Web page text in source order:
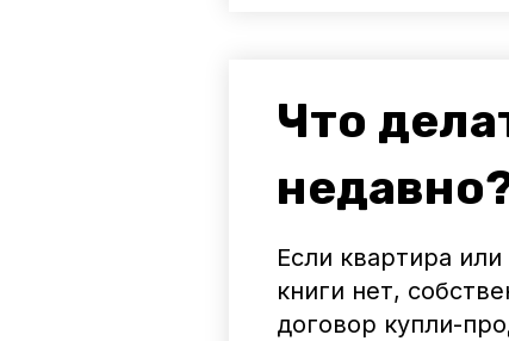
Что
Если квартира
книги нет,
договор купли-